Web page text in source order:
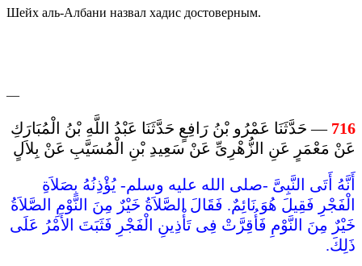
Шейх аль-Албани назвал хадис достоверным.
—
716 — حَدَّثَنَا عَمْرُو بْنُ رَافِعٍ حَدَّثَنَا عَبْدُ اللَّهِ بْنُ الْمُبَارَكِ
عَنْ مَعْمَرٍ عَنِ الزُّهْرِىِّ عَنْ سَعِيدِ بْنِ الْمُسَيَّبِ عَنْ بِلاَلٍ
أَنَّهُ أَتَى النَّبِىَّ -صلى الله عليه وسلم- يُؤْذِنُهُ بِصَلاَةِ
الْفَجْرِ فَقِيلَ هُوَ نَائِمٌ. فَقَالَ الصَّلاَةُ خَيْرٌ مِنَ النَّوْمِ الصَّلاَةُ
خَيْرٌ مِنَ النَّوْمِ فَأُقِرَّتْ فِى تَأْذِينِ الْفَجْرِ فَثَبَتَ الأَمْرُ عَلَى
ذَلِكَ.